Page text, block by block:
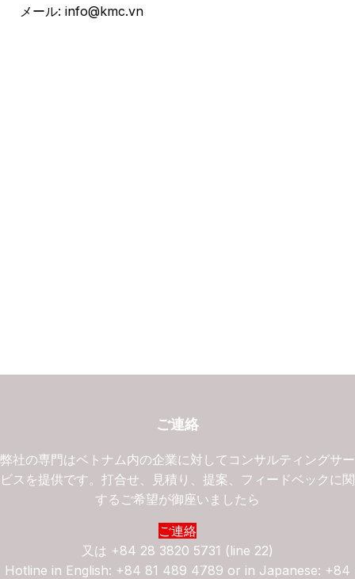
メール: info@kmc.vn
ご連絡
弊社の専門はベトナム内の企業に対してコンサルティングサー
ビスを提供です。打合せ、見積り、提案、フィードベックに関
するご希望が御座いましたら
ご連絡
又は +84 28 3820 5731 (line 22)
Hotline in English: +84 81 489 4789 or in Japanese: +84